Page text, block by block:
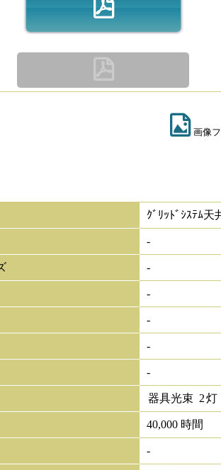
画像
ｸﾞﾘｯﾄﾞｼｽﾃﾑ天
-
-
-
-
-
-
器具光束 2灯
40,000 時間
-